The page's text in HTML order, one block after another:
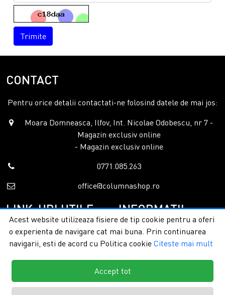
Trimite
CONTACT
Pentru orice detalii contactati-ne folosind datele de mai jos:
Moara Domneasca, Ilfov, Int. Nicolae Odobescu, nr 7 -
Magazin exclusiv online
- Magazin exclusiv online
0771.085.263
office@columnashop.ro
LINK-URI UTILE
Acasa
Despre noi
Formular retur
INFORMATII
Garantie si service
Detalii livrare
Termeni si conditii
Acest website utilizeaza fisiere de tip cookie pentru a oferi
o experienta de navigare cat mai buna. Prin continuarea
navigarii, esti de acord cu Politica cookie Citeste mai mult
Accept tot